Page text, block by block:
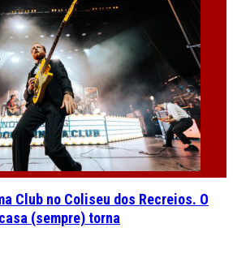
Club no Coliseu dos Recreios. O
(sempre) torna